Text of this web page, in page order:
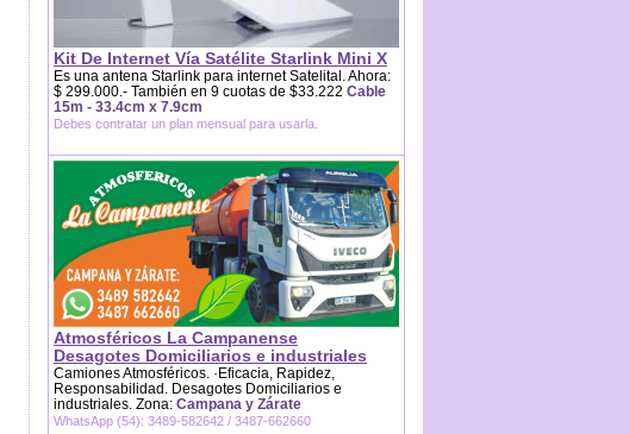
Kit De Internet Vía Satélite Starlink Mini X
Es una antena Starlink para internet Satelital. Ahora:
$ 299.000.- También en 9 cuotas de $33.222 Cable
15m - 33.4cm x 7.9cm
Debes contratar un plan mensual para usarla.
Atmosféricos La Campanense
Desagotes Domiciliarios e industriales
Camiones Atmosféricos. ·Eficacia, Rapidez,
Responsabilidad. Desagotes Domiciliarios e
industriales. Zona: Campana y Zárate
WhatsApp (54): 3489-582642 / 3487-662660